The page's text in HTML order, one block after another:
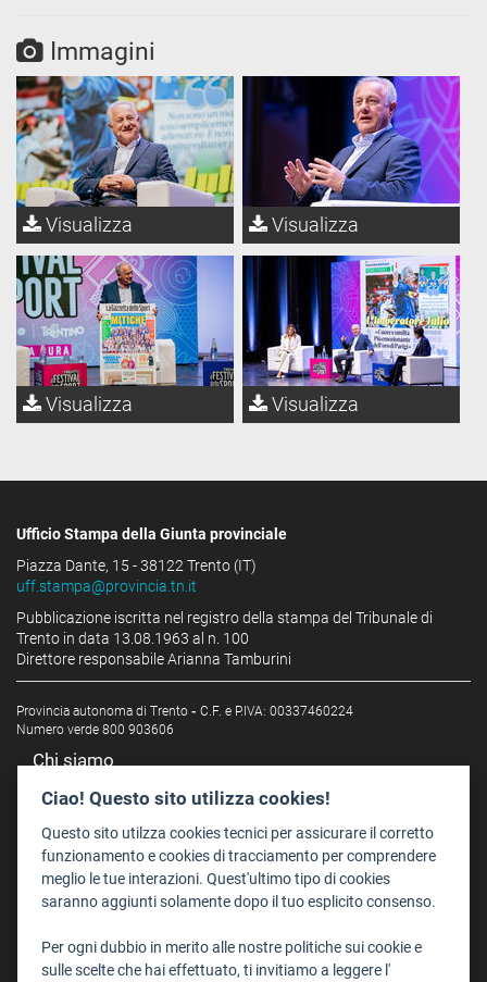
Immagini
Visualizza Visualizza
Visualizza Visualizza
Ufficio Stampa della Giunta provinciale
Piazza Dante, 15 - 38122 Trento (IT)
uff.stampa@provincia.tn.it
Pubblicazione iscritta nel registro della stampa del Tribunale di
Trento in data 13.08.1963 al n. 100
Direttore responsabile Arianna Tamburini
Provincia autonoma di Trento - C.F. e P.IVA: 00337460224
Numero verde 800 903606
Chi siamo
Redazione
Staff
Format - Centro Audiovisivi
Trentino Film Commission
Dove Siamo
Ciao! Questo sito utilizza cookies!
Questo sito utilzza cookies tecnici per assicurare il corretto
funzionamento e cookies di tracciamento per comprendere
meglio le tue interazioni. Quest'ultimo tipo di cookies
saranno aggiunti solamente dopo il tuo esplicito consenso.
Per ogni dubbio in merito alle nostre politiche sui cookie e
sulle scelte che hai effettuato, ti invitiamo a leggere l'